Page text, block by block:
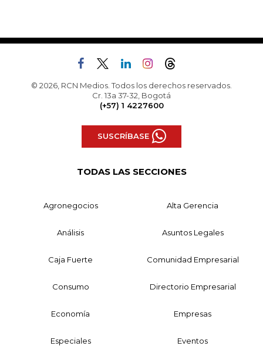
© 2026, RCN Medios. Todos los derechos reservados.
Cr. 13a 37-32, Bogotá
(+57) 1 4227600
SUSCRÍBASE
TODAS LAS SECCIONES
Agronegocios Alta Gerencia
Análisis Asuntos Legales
Caja Fuerte Comunidad Empresarial
Consumo Directorio Empresarial
Economía Empresas
Especiales Eventos